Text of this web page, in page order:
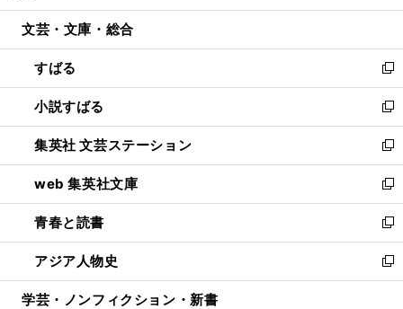
開
ウ
開
く
ン
ウ
で
開
く
ウ
ン
ド
ウ
で
開
く
文芸・文庫・総合
すばる
新
し
い
ウ
ィ
ン
ド
ウ
で
開
く
小説すばる
新
し
い
ウ
ィ
ン
ド
ウ
で
開
集英社 文芸ステーション
新
し
い
ウ
ィ
ン
ド
ウ
web 集英社文庫
新
し
い
ウ
ィ
ン
青春と読書
新
し
い
ウ
アジア人物史
新
し
学芸・ノンフィクション・新書